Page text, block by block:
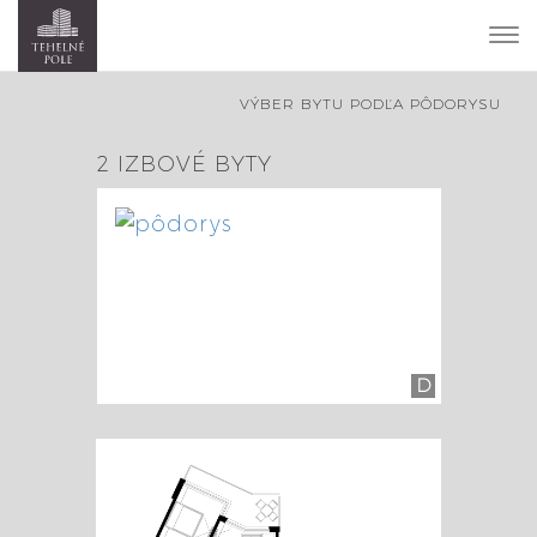
VÝBER BYTU PODĽA PÔDORYSU
2 IZBOVÉ BYTY
D